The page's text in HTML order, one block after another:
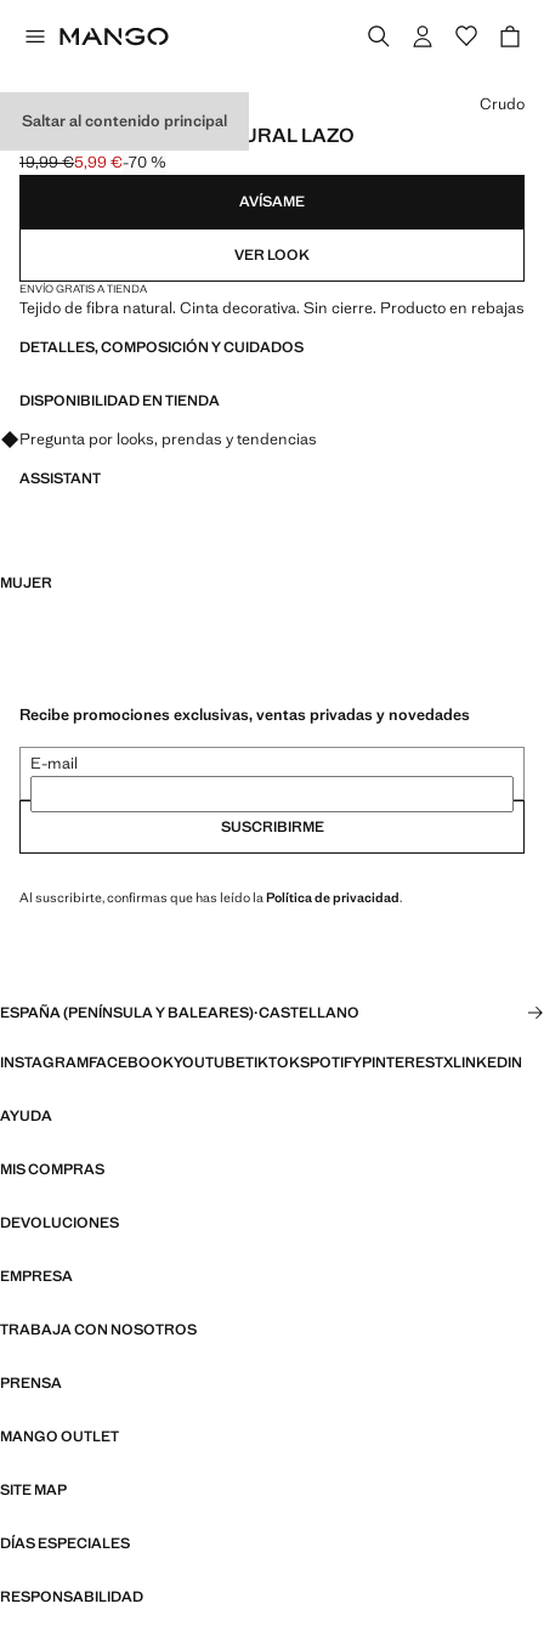
Saltar al contenido principal
SOMBRERO FIBRA NATURAL LAZO
Precio inicial tachado [19,99 € ]
19,99 €
Precio actual [5,99 € ]
5,99 €-70 %
Selecciona un color
Crudo
AVÍSAME
VER LOOK
ENVÍO GRATIS A TIENDA
Tejido de fibra natural. Cinta decorativa. Sin cierre. Producto en rebajas
DETALLES, COMPOSICIÓN Y CUIDADOS
DISPONIBILIDAD EN TIENDA
Pregunta por looks, prendas y tendencias
ASSISTANT
MUJER
Recibe promociones exclusivas, ventas privadas y novedades
E-mail
SUSCRIBIRME
Al suscribirte, confirmas que has leído la Política de privacidad.
ESPAÑA (PENÍNSULA Y BALEARES)·CASTELLANO
INSTAGRAMFACEBOOKYOUTUBETIKTOKSPOTIFYPINTERESTXLINKEDIN
AYUDA
MIS COMPRAS
DEVOLUCIONES
EMPRESA
TRABAJA CON NOSOTROS
PRENSA
MANGO OUTLET
SITE MAP
DÍAS ESPECIALES
RESPONSABILIDAD